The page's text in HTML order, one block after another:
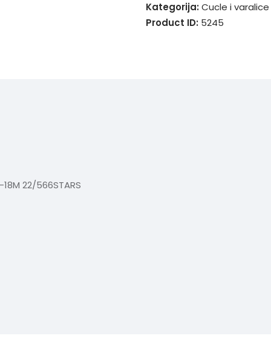
Kategorija:Cucle i varalice
Product ID: 5245
18M 22/566STARS